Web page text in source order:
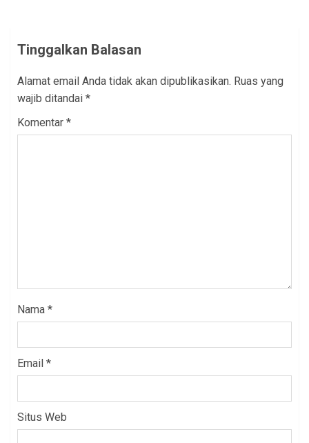
Tinggalkan Balasan
Alamat email Anda tidak akan dipublikasikan. Ruas yang
wajib ditandai *
Komentar *
Nama *
Email *
Situs Web